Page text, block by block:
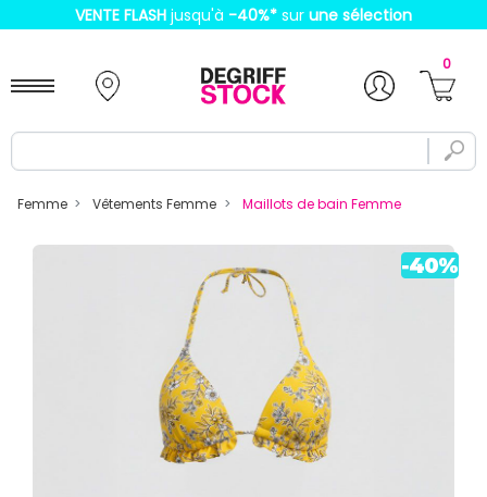
VENTE FLASH jusqu'à -40%* sur une sélection
0
Femme Vêtements Femme Maillots de bain Femme